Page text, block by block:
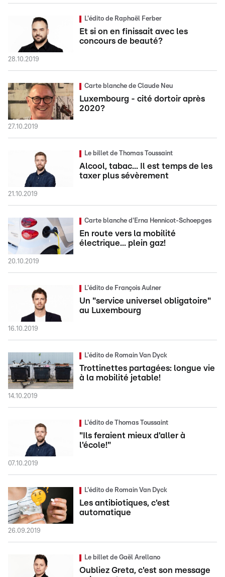
L'édito de Raphaël Ferber
Et si on en finissait avec les
concours de beauté?
28.10.2019
Carte blanche de Claude Neu
Luxembourg - cité dortoir après
2020?
27.10.2019
Le billet de Thomas Toussaint
Alcool, tabac... Il est temps de les
taxer plus sévèrement
21.10.2019
Carte blanche d'Erna Hennicot-Schoepges
En route vers la mobilité
électrique... plein gaz!
20.10.2019
L'édito de François Aulner
Un "service universel obligatoire"
au Luxembourg
16.10.2019
L'édito de Romain Van Dyck
Trottinettes partagées: longue vie
à la mobilité jetable!
14.10.2019
L'édito de Thomas Toussaint
"Ils feraient mieux d'aller à
l'école!"
07.10.2019
L'édito de Romain Van Dyck
Les antibiotiques, c'est
automatique
26.09.2019
Le billet de Gaël Arellano
Oubliez Greta, c'est son message